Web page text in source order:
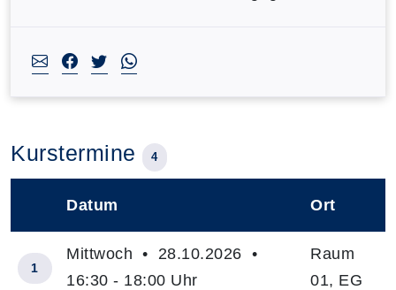
Kurstermine 4
Datum Ort
1
Mittwoch • 28.10.2026 •
16:30 - 18:00 Uhr
Raum
01, EG